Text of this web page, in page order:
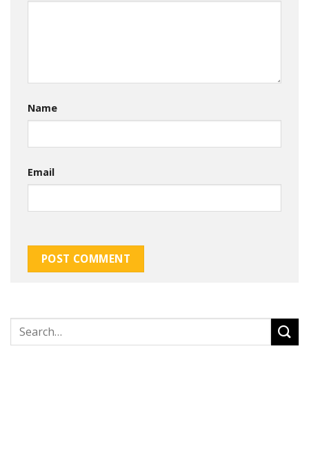
Name
Email